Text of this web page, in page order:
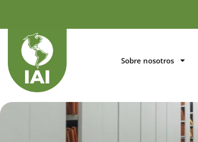
Sobre nosotros